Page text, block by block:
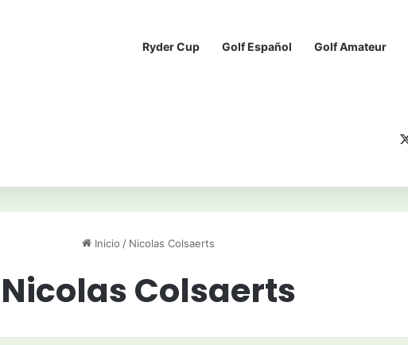
Ryder Cup Golf Español Golf Amateur
Inicio / Nicolas Colsaerts
Nicolas Colsaerts